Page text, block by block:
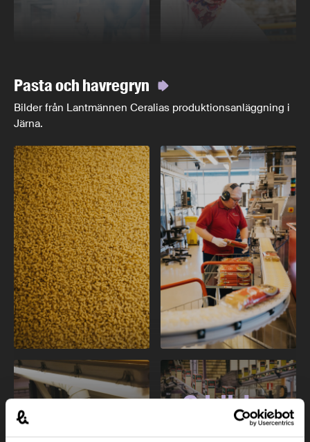
Pasta och havregryn
Bilder från Lantmännen Ceralias produktionsanläggning i
Järna.
9 bilder